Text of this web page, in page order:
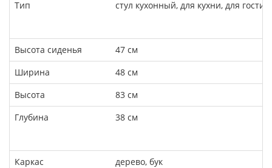
Тип
стул кухонный, для кухни, для
Высота сиденья
47 см
Ширина
48 см
Высота
83 см
Глубина
38 см
Каркас
дерево, бук